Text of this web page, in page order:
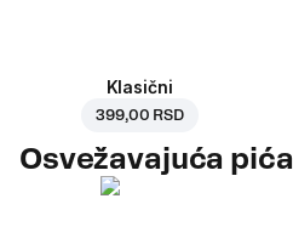
Klasični
399,00 RSD
Osvežavajuća pića